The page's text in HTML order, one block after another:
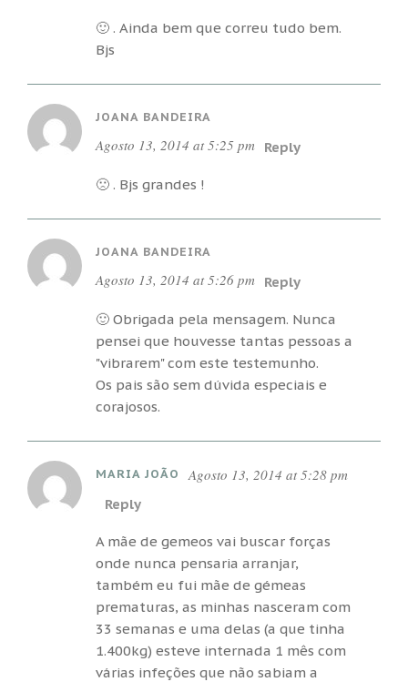
🙂 . Ainda bem que correu tudo bem.
Bjs
JOANA BANDEIRA
Agosto 13, 2014 at 5:25 pm Reply
🙁 . Bjs grandes !
JOANA BANDEIRA
Agosto 13, 2014 at 5:26 pm Reply
🙂 Obrigada pela mensagem. Nunca
pensei que houvesse tantas pessoas a
"vibrarem" com este testemunho.
Os pais são sem dúvida especiais e
corajosos.
MARIA JOÃO Agosto 13, 2014 at 5:28 pm
Reply
A mãe de gemeos vai buscar forças
onde nunca pensaria arranjar,
também eu fui mãe de gémeas
prematuras, as minhas nasceram com
33 semanas e uma delas (a que tinha
1.400kg) esteve internada 1 mês com
várias infeções que não sabiam a